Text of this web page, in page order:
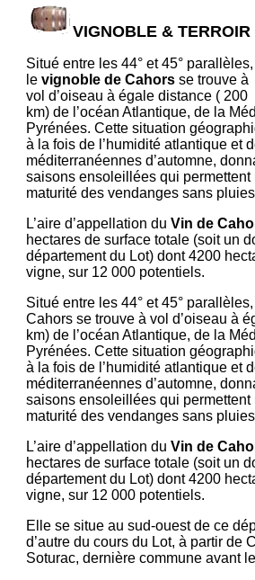
VIGNOBLE & TERROIR
Situé entre les 44° et 45° parallèles,
le vignoble de Cahors se trouve à
vol d’oiseau à égale distance ( 200
km) de l’océan Atlantique, de la
Pyrénées. Cette situation
à la fois de l’humidité atlantique et
méditerranéennes d’automne,
saisons ensoleillées qui permettent
maturité des vendanges sans
L’aire d’appellation du Vin de
hectares de surface totale (soit un
département du Lot) dont 4200
vigne, sur 12 000 potentiels.
Situé entre les 44° et 45°
Cahors se trouve à vol d’oiseau à
km) de l’océan Atlantique, de la
Pyrénées. Cette situation
à la fois de l’humidité atlantique et
méditerranéennes d’automne,
saisons ensoleillées qui permettent
maturité des vendanges sans
L’aire d’appellation du Vin de
hectares de surface totale (soit un
département du Lot) dont 4200
vigne, sur 12 000 potentiels.
Elle se situe au sud-ouest de ce
d’autre du cours du Lot, à partir de
Soturac, dernière commune avant